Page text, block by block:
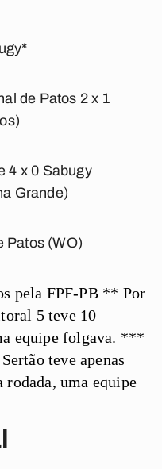
de Patos 2 x 1
4 x 0 Sabugy
Grande)
Patos (WO)
pela FPF-PB ** Por
5 teve 10
equipe folgava. ***
teve apenas
rodada, uma equipe